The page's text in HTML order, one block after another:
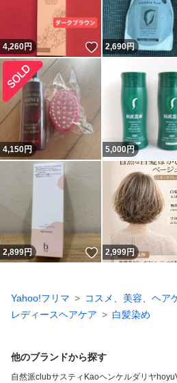
4,260円 いいね！
2,690円
4,150円 5,000円
2,899円 いいね！
2,999円
Yahoo!フリマ
コスメ、美容、ヘア
レディースヘアケア
白髪染め
他のブランドから探す
自然派clubサスティ Kaoヘンケルダリヤ hoyu